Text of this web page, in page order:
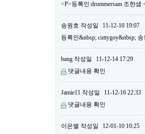
<P>등록인:drummersam 조한
송원호 작성일
11-12-10 19:07
등록인&nbsp; cuttygoy&nbsp;
bang 작성일
11-12-14 17:29
댓글내용 확인
Jamie11 작성일
11-12-16 22:33
댓글내용 확인
이은별 작성일
12-01-10 10:25